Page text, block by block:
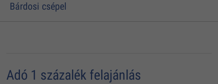
Bárdosi csépel
Adó 1 százalék felajánlás